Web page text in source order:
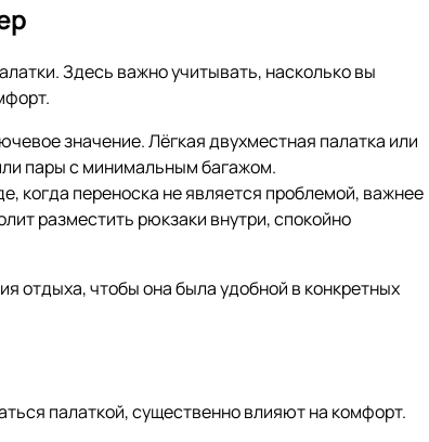
Здесь важно учитывать, насколько вы
значение. Лёгкая двухместная палатка или
пары с минимальным багажом.
когда переноска не является проблемой, важнее
разместить рюкзаки внутри, спокойно
отдыха, чтобы она была удобной в конкретных
палаткой, существенно влияют на комфорт.